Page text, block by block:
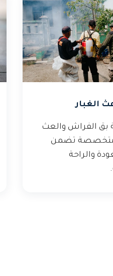
الغبار
بق الفراش والعث
تضمن
والراحة